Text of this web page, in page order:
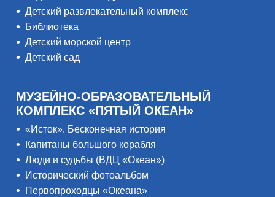
Детский развлекательный комплекс
Библиотека
Детский морской центр
Детский сад
МУЗЕЙНО-ОБРАЗОВАТЕЛЬНЫЙ
КОМПЛЕКС «ПЯТЫЙ ОКЕАН»
«Исток». Бесконечная история
Капитаны большого корабля
Люди и судьбы (ВДЦ «Океан»)
Исторический фотоальбом
Первопроходцы «Океана»